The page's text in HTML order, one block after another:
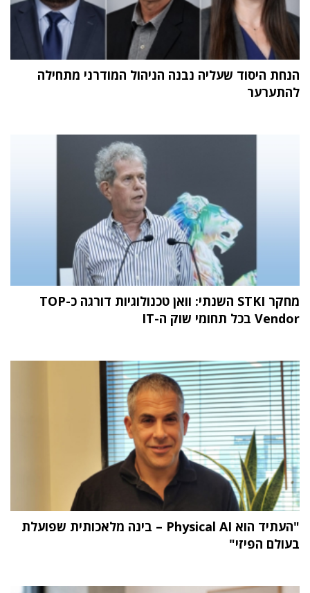
הנחת היסוד שעליה נבנה הניהול המודרני מתחילה
להתערער
מחקר STKI השנתי: וואן טכנולוגיות דורגה כ-TOP
Vendor בכל תחומי שוק ה-IT
"העתיד הוא Physical AI – בינה מלאכותית שפועלת
בעולם הפיזי"